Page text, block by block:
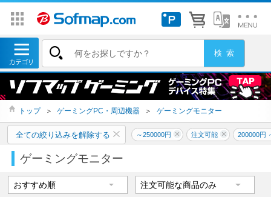
トップ ＞ ゲーミングPC・周辺機器 ＞ ゲーミングモニター
全ての絞り込みを解除する ～250000円 注文可能 200000円
ゲーミングモニター